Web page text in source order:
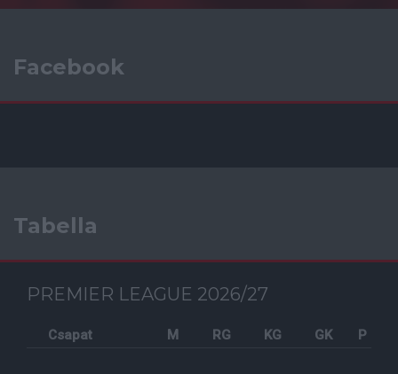
Facebook
Tabella
PREMIER LEAGUE 2026/27
Csapat M RG KG GK P